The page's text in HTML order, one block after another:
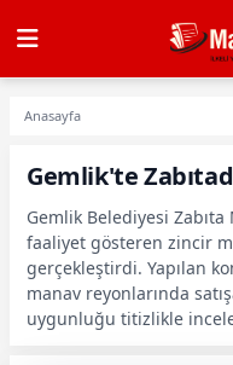
Anasayfa
Gemlik'te
Gemlik Belediyesi
faaliyet gösteren zincir
gerçekleştirdi. Yapılan
manav reyonlarında
uygunluğu titizlikle